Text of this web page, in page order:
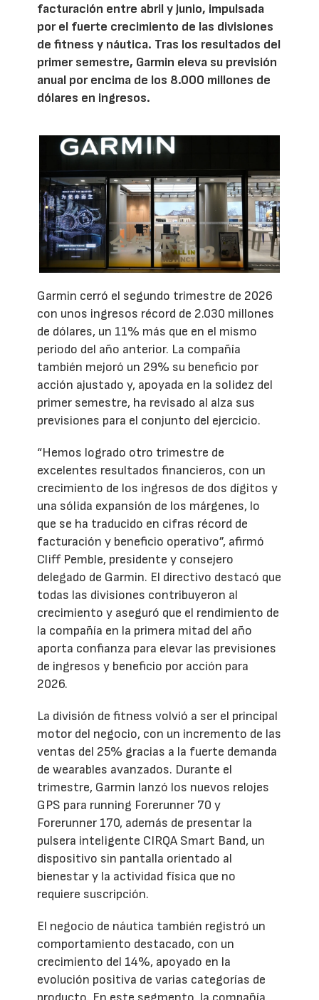
facturación entre abril y junio, impulsada
por el fuerte crecimiento de las divisiones
de fitness y náutica. Tras los resultados del
primer semestre, Garmin eleva su previsión
anual por encima de los 8.000 millones de
dólares en ingresos.
Garmin cerró el segundo trimestre de 2026
con unos ingresos récord de 2.030 millones
de dólares, un 11% más que en el mismo
periodo del año anterior. La compañía
también mejoró un 29% su beneficio por
acción ajustado y, apoyada en la solidez del
primer semestre, ha revisado al alza sus
previsiones para el conjunto del ejercicio.
“Hemos logrado otro trimestre de
excelentes resultados financieros, con un
crecimiento de los ingresos de dos dígitos y
una sólida expansión de los márgenes, lo
que se ha traducido en cifras récord de
facturación y beneficio operativo”, afirmó
Cliff Pemble, presidente y consejero
delegado de Garmin. El directivo destacó que
todas las divisiones contribuyeron al
crecimiento y aseguró que el rendimiento de
la compañía en la primera mitad del año
aporta confianza para elevar las previsiones
de ingresos y beneficio por acción para
2026.
La división de fitness volvió a ser el principal
motor del negocio, con un incremento de las
ventas del 25% gracias a la fuerte demanda
de wearables avanzados. Durante el
trimestre, Garmin lanzó los nuevos relojes
GPS para running Forerunner 70 y
Forerunner 170, además de presentar la
pulsera inteligente CIRQA Smart Band, un
dispositivo sin pantalla orientado al
bienestar y la actividad física que no
requiere suscripción.
El negocio de náutica también registró un
comportamiento destacado, con un
crecimiento del 14%, apoyado en la
evolución positiva de varias categorías de